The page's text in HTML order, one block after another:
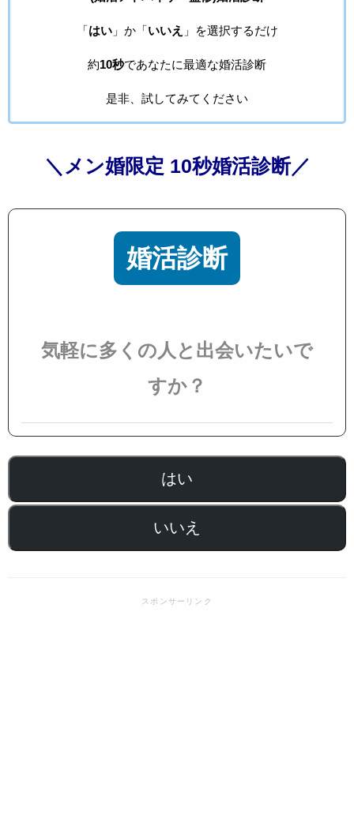
「はい」か「いいえ 」を選択するだけ
約10秒であなたに最適な婚活診断
是非、試してみてください
＼メン婚限定 10秒婚活診断／
婚活診断
気軽に多くの人と出会いたいで
すか？
はい
いいえ